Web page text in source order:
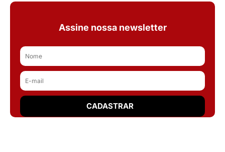
Assine nossa newsletter